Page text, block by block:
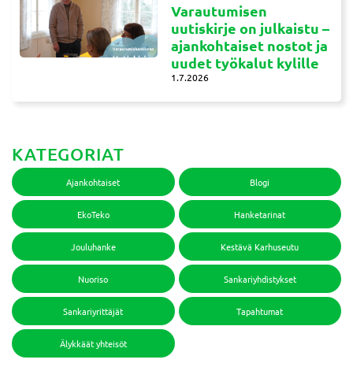
Varautumisen
uutiskirje on julkaistu –
ajankohtaiset nostot ja
uudet työkalut kylille
1.7.2026
KATEGORIAT
Ajankohtaiset Blogi
EkoTeko Hanketarinat
Jouluhanke Kestävä Karhuseutu
Nuoriso Sankariyhdistykset
Sankariyrittäjät Tapahtumat
Älykkäät yhteisöt